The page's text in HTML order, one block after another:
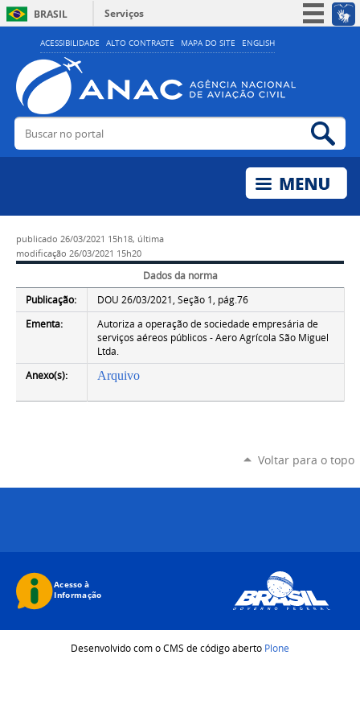
ACESSIBILIDADE ALTO CONTRASTE MAPA DO SITE ENGLISH
BRASIL
Serviços
Simplifique!
Acesso à informação
Legislação
Buscar no portal
publicado 26/03/2021 15h18, última
modificação 26/03/2021 15h20
Dados da norma
Publicação:
DOU 26/03/2021, Seção 1, pág.76
Ementa:
Autoriza a operação de sociedade empresária de
serviços aéreos públicos - Aero Agrícola São Miguel
Ltda.
Anexo(s):
Arquivo
Voltar para o topo
Desenvolvido com o CMS de código aberto Plone